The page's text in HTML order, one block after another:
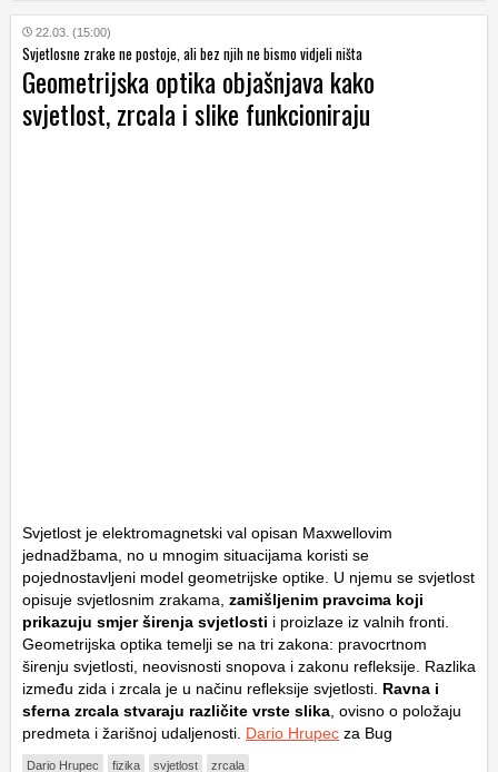
22.03. (15:00)
Svjetlosne zrake ne postoje, ali bez njih ne bismo vidjeli ništa
Geometrijska optika objašnjava kako
svjetlost, zrcala i slike funkcioniraju
Svjetlost je elektromagnetski val opisan Maxwellovim
jednadžbama, no u mnogim situacijama koristi se
pojednostavljeni model geometrijske optike. U njemu se svjetlost
opisuje svjetlosnim zrakama, zamišljenim pravcima koji
prikazuju smjer širenja svjetlosti i proizlaze iz valnih fronti.
Geometrijska optika temelji se na tri zakona: pravocrtnom
širenju svjetlosti, neovisnosti snopova i zakonu refleksije. Razlika
između zida i zrcala je u načinu refleksije svjetlosti. Ravna i
sferna zrcala stvaraju različite vrste slika , ovisno o položaju
predmeta i žarišnoj udaljenosti. Dario Hrupec za Bug
Dario Hrupec fizika svjetlost zrcala